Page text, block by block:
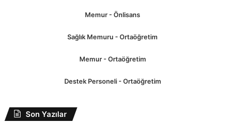
Memur - Önlisans
Sağlık Memuru - Ortaöğretim
Memur - Ortaöğretim
Destek Personeli - Ortaöğretim
Son Yazılar